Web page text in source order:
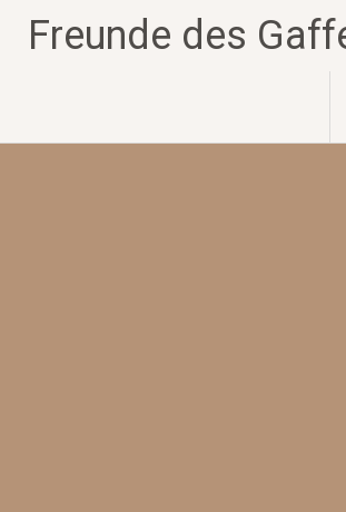
InhaltFreunde des